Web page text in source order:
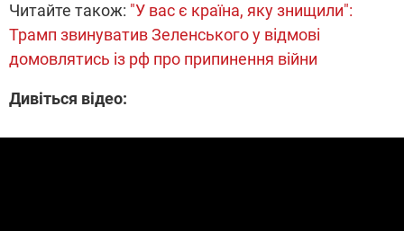
Читайте також: "У вас є країна, яку знищили":
Трамп звинуватив Зеленського у відмові
домовлятись із рф про припинення війни
Дивіться відео: